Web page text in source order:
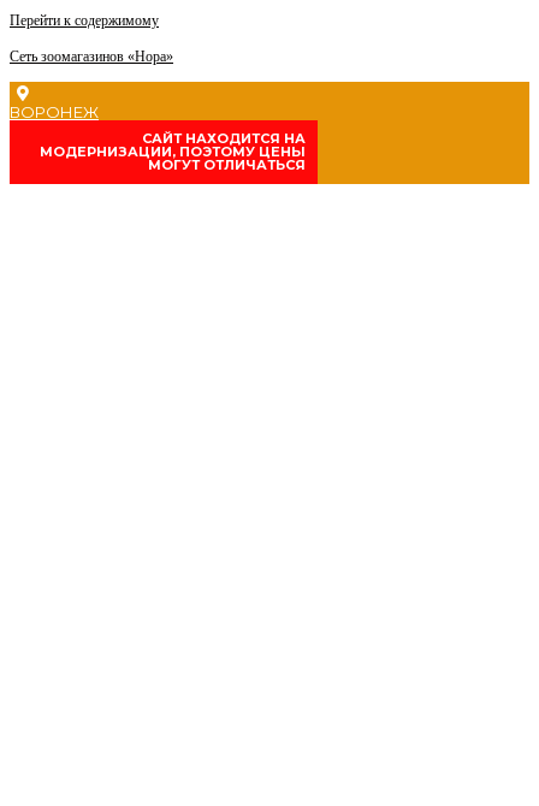
Перейти к содержимому
Сеть зоомагазинов «Нора»
ВОРОНЕЖ
CАЙТ НАХОДИТСЯ НА
МОДЕРНИЗАЦИИ, ПОЭТОМУ ЦЕНЫ
МОГУТ ОТЛИЧАТЬСЯ